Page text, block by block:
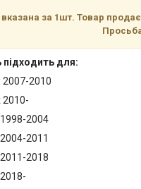
вказана за 1шт. Товар
підходить для:
2007-2010
2010-
2004
2011
2018